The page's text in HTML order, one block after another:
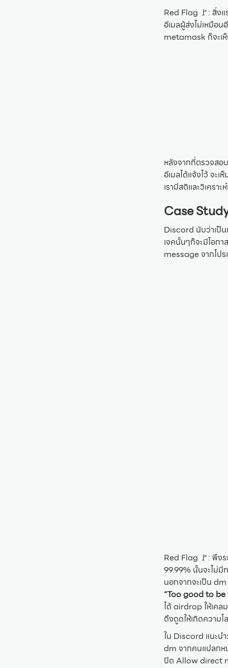
Red Flag 🚩: สิ่งแ
อีเมลผู้ส่งไม่เหมือ
metamask ก็จะเ
หลังจากที่ตรวจสอ
อีเมลได้แจ้งไว้ จะ
เรามีสติและวิเครา
Case
Discord นับว่าเป็
เจคนั้นๆก็จะมีโอก
message จากโป
Red Flag 🚩: พึงร
99.99% นั้นจะไม่มี
นอกจากจะเป็น
“Too good to
ได้ airdrop ให้เค
ดึงดูดให้เกิดความ
ใน Discord แนะนำ
dm จากคนแปลกห
ปิด Allow direct